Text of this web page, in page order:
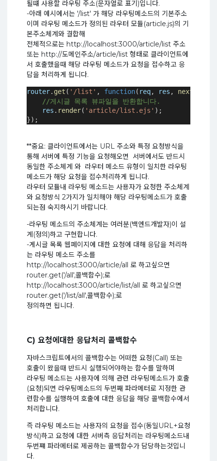
될떄 사용할 라우팅 주소(문자열로 표기)입니다.
-아래 예시에서는 '/list' 가 해당 라우팅메소드의 기본주소
이며 라우팅 메소드가 정의된 라우터 모듈(article.js)의 기
본주소체계와 결합해
전체적으로는 http://localhost:3000/article/list 주소
또는 http://도메인주소/article/list 형태로 클라이언트에
서 호출했을때 해당 라우팅 메소드가 요청을 접수하고 응
답을 처리하게 됩니다.
router. get ( '/list' , function( req, res , next
//게시글 목록 뷰파일을 반환합니다.
res . render( 'article/list.ejs' );
});
**중요: 클라이언트에서는 URL 주소와 특정 요청방식을
통해 서버에 특정 기능을 요청해오면 서버에서도 반드시
동일한 주소체계 와 라우터 메소드 유형이 일치한 라우팅
메소드가 해당 요청을 접수처리하게 됩니다.
라우터 모듈내 라우팅 메소드는 사용자가 요청한 주소체계
와 요청방식 2가지가 일치해야 해당 라우팅메소드가 호출
되는점 숙지하시기 바랍니다.
-라우팅 메소드의 주소체계는 여러분(백엔드개발자)이 설
계(정의)하고 구현합니다.
-게시글 목록 웹페이지에 대한 요청에 대해 응답을 처리하
는 라우팅 메소드 주소를
http://localhost:3000/article/all 로 하고싶으면
router.get('/all',콜백함수);로
http://localhost:3000/article/list/all 로 하고싶으면
router.get('/list/all',콜백함수);로
정의하면 됩니다.
C) 요청에대한 응답처리 콜백함수
자바스크립트에서의 콜백함수는 어떠한 요청(Call) 또는
호출이 왔을때 반드시 실행되어야하는 함수를 말하며
라우팅 메소드는 사용자에 의해 관련 라우팅메소드가 호출
(요청)되면 라우팅메소드의 두번째 파라메터로 지정한 관
련함수를 실행하여 호출에 대한 응답을 해당 콜백함수에서
처리합니다.
즉 라우팅 메소드는 사용자의 요청을 접수(동일URL+요청
방식)하고 요청에 대한 서버측 응답처리는 라우팅메소드내
두번쨰 파라메터로 제공하는 콜백함수가 담당하는것입니
다.